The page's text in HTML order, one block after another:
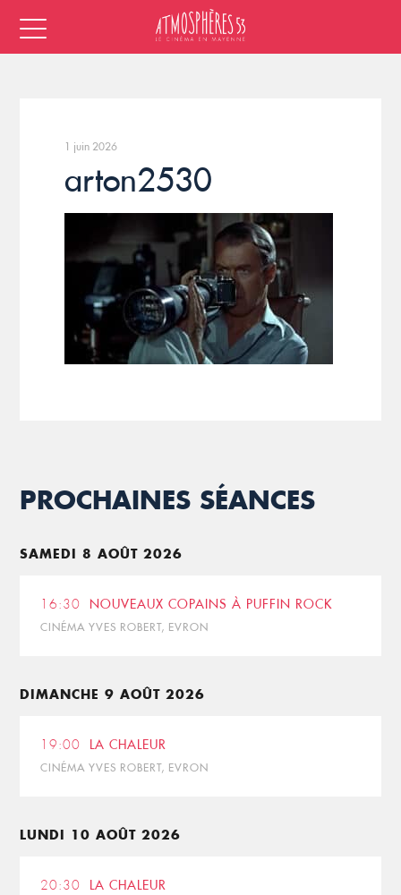
1 juin 2026
arton2530
PROCHAINES SÉANCES
SAMEDI 8 AOÛT 2026
16:30 NOUVEAUX COPAINS À PUFFIN ROCK
CINÉMA YVES ROBERT, EVRON
DIMANCHE 9 AOÛT 2026
19:00 LA CHALEUR
CINÉMA YVES ROBERT, EVRON
LUNDI 10 AOÛT 2026
20:30 LA CHALEUR